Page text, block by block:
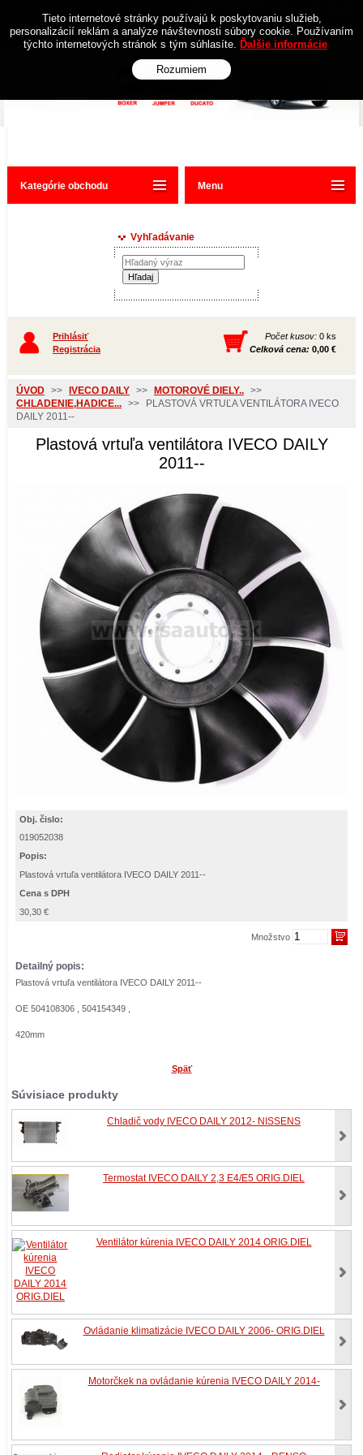
Kategórie obchodu
Vyhľadávanie
Prihlásiť
Registrácia
Počet kusov: 0 ks
Celková cena: 0,00 €
ÚVOD >> IVECO DAILY >> MOTOROVÉ DIELY.. >>
CHLADENIE,HADICE... >>
PLASTOVÁ VRTUĽA VENTILÁTORA IVECO
DAILY 2011--
Plastová vrtuľa ventilátora IVECO DAILY
2011--
Obj. čislo:
019052038
Popis:
Plastová vrtuľa ventilátora IVECO DAILY 2011--
Cena s DPH
30,30 €
Množstvo
Detailný popis:
Plastová vrtuľa ventilátora IVECO DAILY 2011--
OE 504108306 , 504154349 ,
420mm
Späť
Súvisiace produkty
Chladič vody IVECO DAILY 2012- NISSENS
Termostat IVECO DAILY 2,3 E4/E5 ORIG.DIEL
Ventilátor kúrenia IVECO DAILY 2014 ORIG.DIEL
Ovládanie klimatizácie IVECO DAILY 2006- ORIG.DIEL
Motorčkek na ovládanie kúrenia IVECO DAILY 2014-
Menu
Tieto internetové stránky používajú k poskytovaniu služieb,
personalizácií reklám a analýze návštevnosti súbory cookie. Používaním
týchto internetových stránok s tým súhlasíte. Ďalšie informácie
Rozumiem